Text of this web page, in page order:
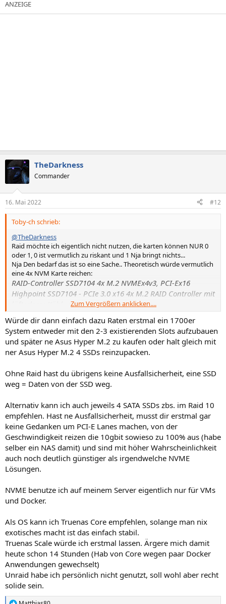
k
t
TheDarkness
Commander
16. Mai 2022 #12
Toby-ch schrieb:
@TheDarkness
Raid möchte ich eigentlich nicht nutzen, die karten können NUR 0
oder 1, 0 ist vermutlich zu riskant und 1 Nja bringt nichts...
Nja Den bedarf das ist so eine Sache.. Theoretisch würde vermutlich
eine 4x NVM Karte reichen:
RAID-Controller SSD7104 4x M.2 NVMEx4v3, PCI-Ex16
Highpoint SSD7104 - PCIe 3.0 x16 4x M.2 RAID Controller mit
lüfterloser Kühlung
wäre ITX wieder möglich.
Zum Vergrößern anklicken....
Würde dir dann einfach dazu Raten erstmal ein 1700er
System entweder mit den 2-3 existierenden Slots aufzubauen
und später ne Asus Hyper M.2 zu kaufen oder halt gleich mit
ner Asus Hyper M.2 4 SSDs reinzupacken.
Ohne Raid hast du übrigens keine Ausfallsicherheit, eine SSD
weg = Daten von der SSD weg.
Alternativ kann ich auch jeweils 4 SATA SSDs zbs. im Raid 10
empfehlen. Hast ne Ausfallsicherheit, musst dir erstmal gar
keine Gedanken um PCI-E Lanes machen, von der
Geschwindigkeit reizen die 10gbit sowieso zu 100% aus (habe
selber ein NAS damit) und sind mit höher Wahrscheinlichkeit
auch noch deutlich günstiger als irgendwelche NVME
Lösungen.
NVME benutze ich auf meinem Server eigentlich nur für VMs
und Docker.
Als OS kann ich Truenas Core empfehlen, solange man nix
exotisches macht ist das einfach stabil.
Truenas Scale würde ich erstmal lassen. Ärgere mich damit
heute schon 14 Stunden (Hab von Core wegen paar Docker
Anwendungen gewechselt)
Unraid habe ich persönlich nicht genutzt, soll wohl aber recht
solide sein.